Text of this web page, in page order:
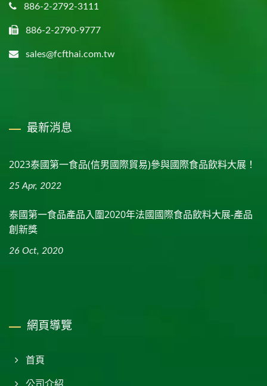
886-2-2792-3111
886-2-2790-9777
sales@fcfthai.com.tw
最新消息
2023泰國第一食品(信男國際貿易)參與國際食品飲料大展！
25 Apr, 2022
泰國第一食品產品入圍2020年法國國際食品飲料大展-產品
創新獎
26 Oct, 2020
網頁導覽
首頁